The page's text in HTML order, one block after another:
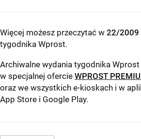
Więcej możesz przeczytać w 22/2009
tygodnika Wprost.
Archiwalne wydania tygodnika
w specjalnej ofercie WPROST
oraz we wszystkich e-kioskach i w
App Store i Google Play.